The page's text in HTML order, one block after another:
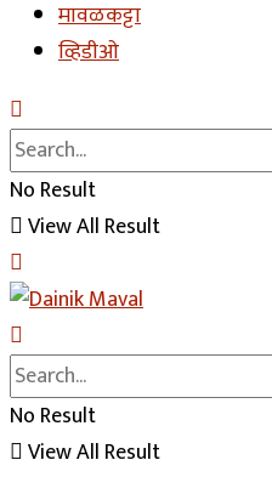
मावळकट्टा
व्हिडीओ
No Result
View All Result
No Result
View All Result